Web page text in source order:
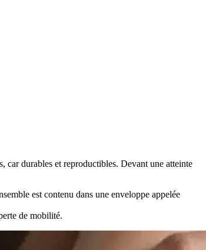
car durables et reproductibles. Devant une atteinte
est contenu dans une enveloppe appelée
de mobilité.